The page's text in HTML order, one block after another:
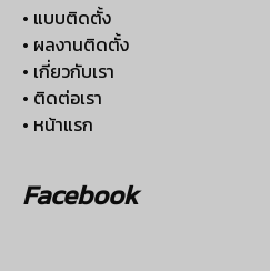
• แบบติดตั้ง
• ผลงานติดตั้ง
• เกี่ยวกับเรา
• ติดต่อเรา
• หน้าแรก
Facebook